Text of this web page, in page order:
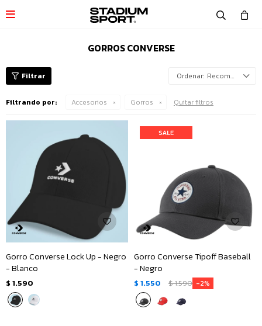

GORROS CONVERSE
Recomendados
Filtrando por: Accesorios Gorros Quitar filtros
Gorro Converse Lock Up - Negro
- Blanco
$ 1.590
Gorro Converse Tipoff Baseball
- Negro
$ 1.550 $1.590 2